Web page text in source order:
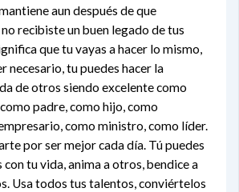
aun después de que
no recibiste un buen legado de tus
que tu vayas a hacer lo mismo,
necesario, tu puedes hacer la
de otros siendo excelente como
padre, como hijo, como
como ministro, como líder.
por ser mejor cada día. Tú puedes
tu vida, anima a otros, bendice a
Usa todos tus talentos, conviértelos